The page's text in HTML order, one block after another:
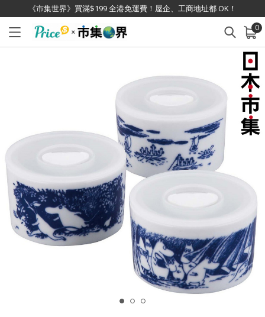
《市集世界》買滿$199 全港免運費！屋企、工商地址都 OK！
0
已加入購物車 查看